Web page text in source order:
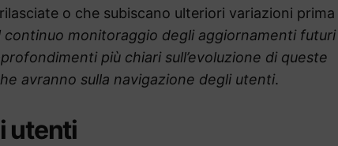
o che subiscano ulteriori variazioni prima
continuo monitoraggio degli aggiornamenti futuri
più chiari sull’evoluzione di queste
avranno sulla navigazione degli utenti.
utenti